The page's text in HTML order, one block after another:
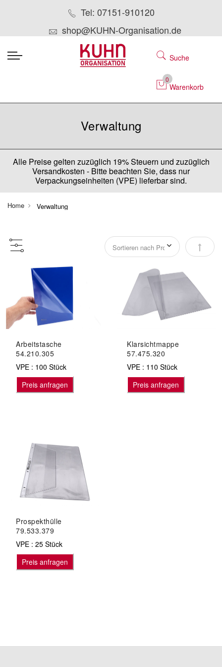
Tel: 07151-910120
shop@KUHN-Organisation.de
Suche
0
Warenkorb
Verwaltung
Alle Preise gelten zuzüglich 19% Steuern und zuzüglich
Versandkosten - Bitte beachten Sie, dass nur
Verpackungseinheiten (VPE) lieferbar sind.
Home Verwaltung
Arbeitstasche
54.210.305
VPE : 100 Stück
Preis anfragen
Klarsichtmappe
57.475.320
VPE : 110 Stück
Preis anfragen
Prospekthülle
79.533.379
VPE : 25 Stück
Preis anfragen